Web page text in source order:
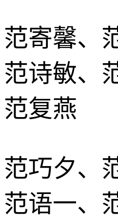
范寄馨、
范诗敏、
范复燕
范巧夕、
范语一、